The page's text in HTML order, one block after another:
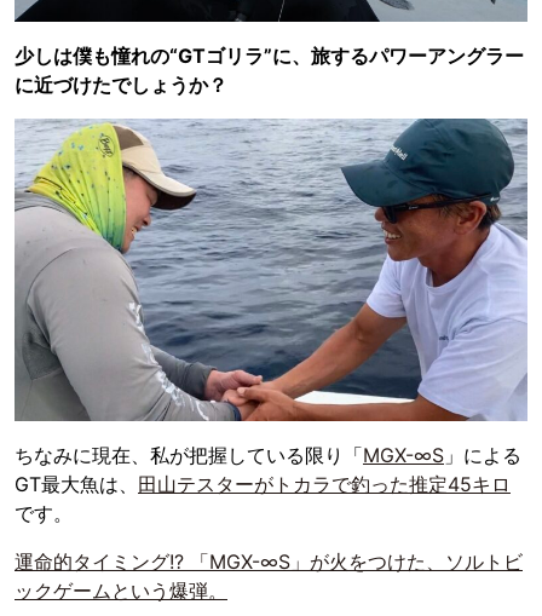
少しは僕も憧れの“GTゴリラ”に、旅するパワーアングラー
に近づけたでしょうか？
ちなみに現在、私が把握している限り「MGX-∞S 」による
GT最大魚は、 田山テスターがトカラで釣った推定45キロ
です。
運命的タイミング!? 「MGX-∞S」が火をつけた、ソルトビ
ックゲームという爆弾。